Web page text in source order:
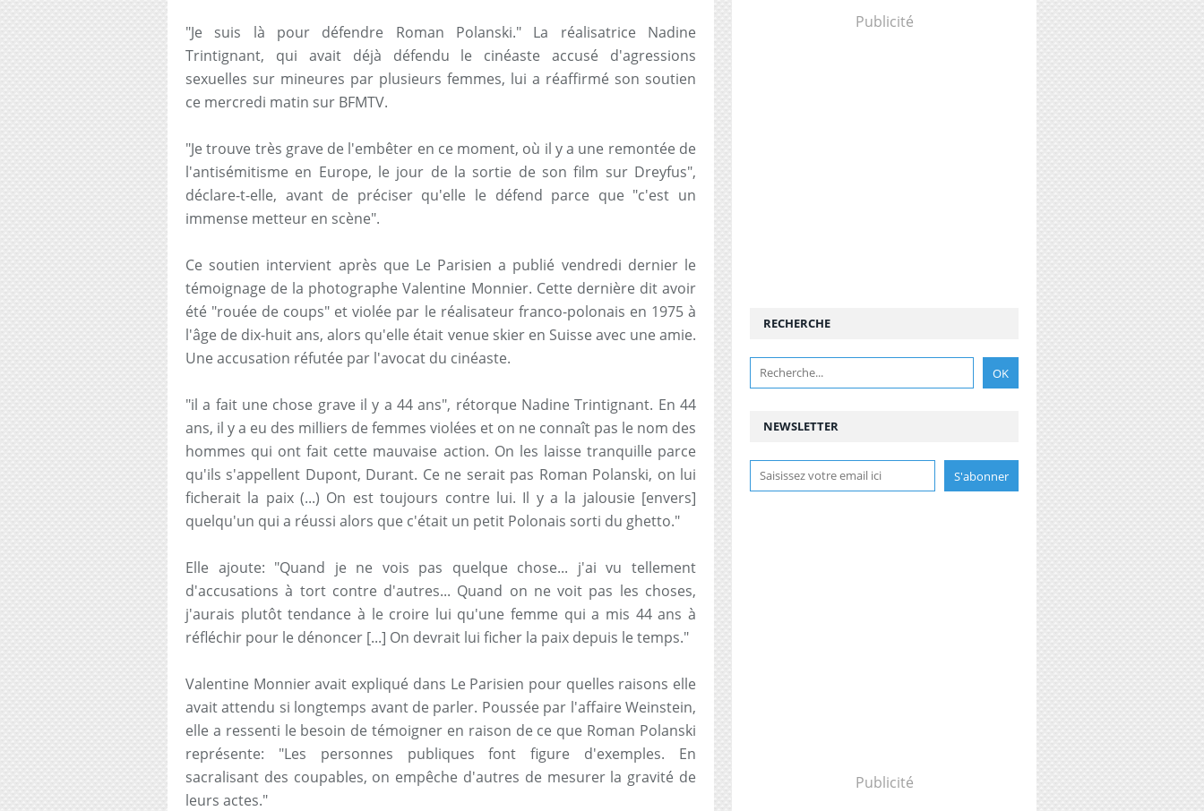
"Je suis là pour défendre Roman Polanski." La réalisatrice Nadine
Trintignant, qui avait déjà défendu le cinéaste accusé d'agressions
sexuelles sur mineures par plusieurs femmes, lui a réaffirmé son soutien
ce mercredi matin sur BFMTV.
"Je trouve très grave de l'embêter en ce moment, où il y a une remontée de
l'antisémitisme en Europe, le jour de la sortie de son film sur Dreyfus",
déclare-t-elle, avant de préciser qu'elle le défend parce que "c'est un
immense metteur en scène".
Ce soutien intervient après que Le Parisien a publié vendredi dernier le
témoignage de la photographe Valentine Monnier. Cette dernière dit avoir
été "rouée de coups" et violée par le réalisateur franco-polonais en 1975 à
l'âge de dix-huit ans, alors qu'elle était venue skier en Suisse avec une amie.
Une accusation réfutée par l'avocat du cinéaste.
"il a fait une chose grave il y a 44 ans", rétorque Nadine Trintignant. En 44
ans, il y a eu des milliers de femmes violées et on ne connaît pas le nom des
hommes qui ont fait cette mauvaise action. On les laisse tranquille parce
qu'ils s'appellent Dupont, Durant. Ce ne serait pas Roman Polanski, on lui
ficherait la paix (...) On est toujours contre lui. Il y a la jalousie [envers]
quelqu'un qui a réussi alors que c'était un petit Polonais sorti du ghetto."
Elle ajoute: "Quand je ne vois pas quelque chose... j'ai vu tellement
d'accusations à tort contre d'autres... Quand on ne voit pas les choses,
j'aurais plutôt tendance à le croire lui qu'une femme qui a mis 44 ans à
réfléchir pour le dénoncer [...] On devrait lui ficher la paix depuis le temps."
Valentine Monnier avait expliqué dans Le Parisien pour quelles raisons elle
avait attendu si longtemps avant de parler. Poussée par l'affaire Weinstein,
elle a ressenti le besoin de témoigner en raison de ce que Roman Polanski
représente: "Les personnes publiques font figure d'exemples. En
sacralisant des coupables, on empêche d'autres de mesurer la gravité de
leurs actes."
Publicité
NEWSLETTER
RECHERCHE
Publicité